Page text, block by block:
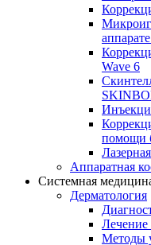
Wave 6
помощи
Аппаратная
Системная
Дерматология
Методы